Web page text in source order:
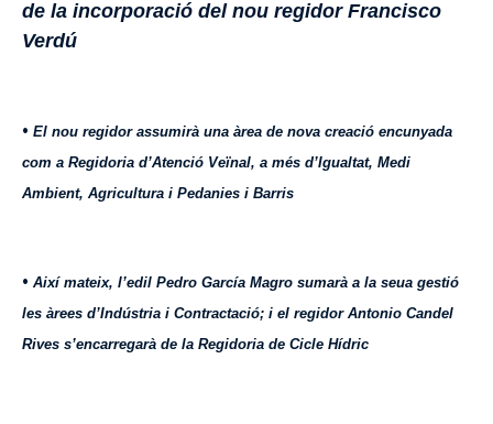
de la incorporació del nou regidor Francisco
Verdú
• El nou regidor assumirà una àrea de nova creació encunyada
com a Regidoria d’Atenció Veïnal, a més d’Igualtat, Medi
Ambient, Agricultura i Pedanies i Barris
• Així mateix, l’edil Pedro García Magro sumarà a la seua gestió
les àrees d’Indústria i Contractació; i el regidor Antonio Candel
Rives s’encarregarà de la Regidoria de Cicle Hídric